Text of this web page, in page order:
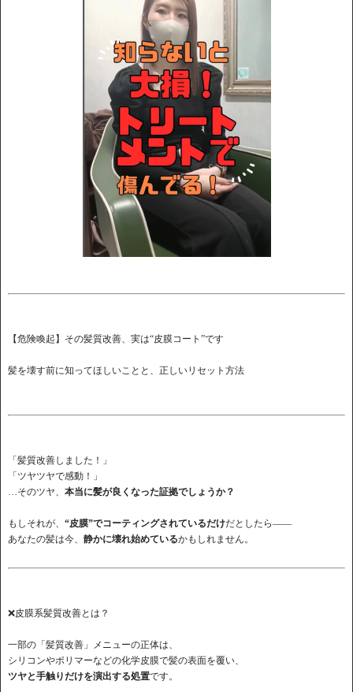
【危険喚起】その髪質改善、実は“皮膜コート”です
髪を壊す前に知ってほしいことと、正しいリセット方法
「髪質改善しました！」
「ツヤツヤで感動！」
…そのツヤ、 本当に髪が良くなった証拠でしょうか？
もしそれが、 “皮膜”でコーティングされているだけだとしたら――
あなたの髪は今、 静かに壊れ始めているかもしれません。
❌皮膜系髪質改善とは？
一部の「髪質改善」メニューの正体は、
シリコンやポリマーなどの化学皮膜で髪の表面を覆い、
ツヤと手触りだけを演出する処置です。